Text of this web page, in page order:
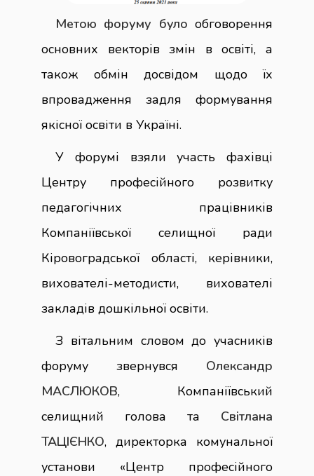
Метою форуму було обговорення
основних векторів змін в освіті, а
також обмін досвідом щодо їх
впровадження задля формування
якісної освіти в Україні.
У форумі взяли участь фахівці
Центру професійного розвитку
педагогічних працівників
Компаніївської селищної ради
Кіровоградської області, керівники,
вихователі-методисти, вихователі
закладів дошкільної освіти.
З вітальним словом до учасників
форуму звернувся Олександр
МАСЛЮКОВ, Компаніївський
селищний голова та Світлана
ТАЦІЄНКО, директорка комунальної
установи «Центр професійного